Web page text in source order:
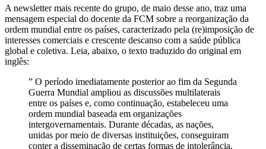
A newsletter mais recente do grupo, de maio desse ano, traz uma
mensagem especial do docente da FCM sobre a reorganização da
ordem mundial entre os países, caracterizado pela (re)imposição de
interesses comerciais e crescente descanso com a saúde pública
global e coletiva. Leia, abaixo, o texto traduzido do original em
inglês:
” O período imediatamente posterior ao fim da Segunda
Guerra Mundial ampliou as discussões multilaterais
entre os países e, como continuação, estabeleceu uma
ordem mundial baseada em organizações
intergovernamentais. Durante décadas, as nações,
unidas por meio de diversas instituições, conseguiram
conter a disseminação de certas formas de intolerância.